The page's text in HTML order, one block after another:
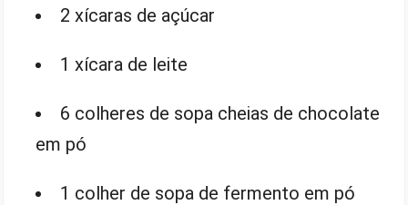
2 xícaras de açúcar
1 xícara de leite
6 colheres de sopa cheias de chocolate
em pó
1 colher de sopa de fermento em pó